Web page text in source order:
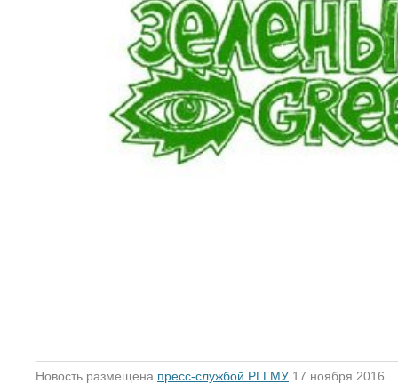
Новость размещена пресс-службой РГГМУ 17 ноября 2016